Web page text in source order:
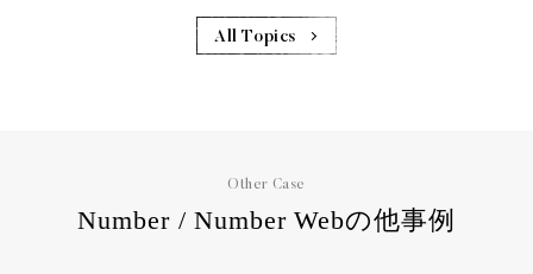
All Topics
Other Case
Number / Number Webの他事例